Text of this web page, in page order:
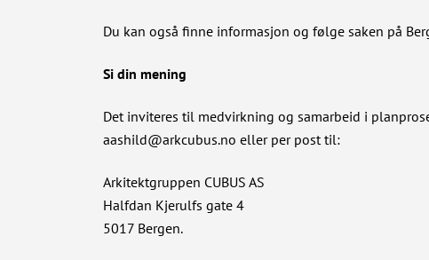
Du kan også finne informasjon og følge saken på
Si din mening
Det inviteres til medvirkning og samarbeid i
aashild@arkcubus.no eller per post til:
Arkitektgruppen CUBUS AS
Halfdan Kjerulfs gate 4
5017 Bergen.